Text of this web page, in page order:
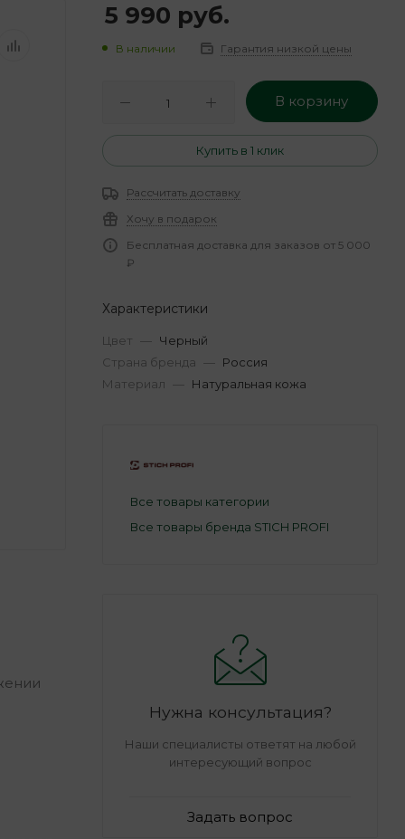
5 990 руб.
В наличии Гарантия низкой цены
В корзину
Купить в 1 клик
Рассчитать доставку
Хочу в подарок
Бесплатная доставка для заказов от 5 000
₽
Характеристики
Цвет — Черный
Страна бренда — Россия
Материал — Натуральная кожа
Все товары категории
Все товары бренда STICH PROFI
Нужна консультация?
Наши специалисты ответят на любой
интересующий вопрос
Задать вопрос